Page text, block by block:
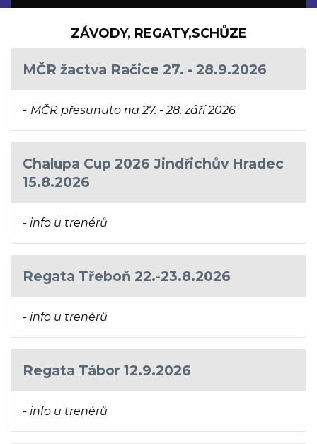
ZÁVODY, REGATY,SCHŮZE
MČR žactva Račice 27. - 28.9.2026
- MČR přesunuto na 27. - 28. září 2026
Chalupa Cup 2026 Jindřichův Hradec
15.8.2026
- info u trenérů
Regata Třeboň 22.-23.8.2026
- info u trenérů
Regata Tábor 12.9.2026
- info u trenérů